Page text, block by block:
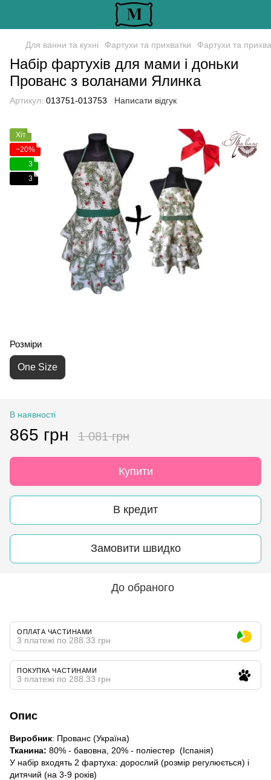
Для ванни та кухні Фартухи та прихватки Фартухи та
Набір фартухів для мами і доньки
Прованс з воланами Ялинка
Артикул: 013751-013753 Написати відгук
Хіт
−20%
3
3
Розміри
One Size
В наявності
865 грн 1 081 грн
Купити
В кредит
Замовити швидко
До обраного
ОПЛАТА ЧАСТИНАМИ
3 платежі по 288.33 грн
ПОКУПКА ЧАСТИНАМИ
3 платежі по 288.33 грн
Опис
Виробник: Прованс (Україна)
Тканина: 80% - бавовна, 20% - поліестер (Іспанія)
У набір входять 2 фартуха: дорослий (розмір регулюється) і
дитячий (на 3-9 років)